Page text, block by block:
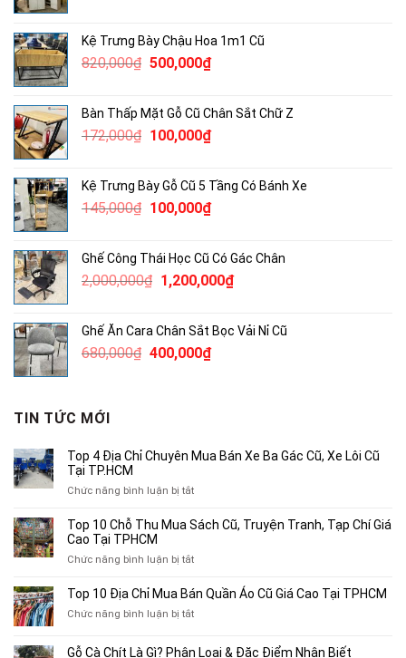
2,300,000₫.là:
Kệ Trưng Bày Chậu Hoa 1m1 Cũ
820,000₫ Giá
820,000₫.
500,000₫Giá
là:
500,000₫.
Bàn Thấp Mặt Gỗ Cũ Chân Sắt Chữ Z
172,000₫ Giá
172,000₫.
100,000₫Giá
là:
100,000₫.
Kệ Trưng Bày Gỗ Cũ 5 Tầng Có Bánh Xe
145,000₫ Giá
145,000₫.
100,000₫Giá
là:
100,000₫.
Ghế Công Thái Học Cũ Có Gác Chân
2,000,000₫ Giá
2,000,000₫.
1,200,000₫Giá
là:
Ghế Ăn Cara Chân Sắt Bọc Vải Nỉ Cũ
680,000₫ Giá
400,000₫Giá
TIN TỨC MỚI
Top 4 Địa Chỉ Chuyên Mua Bán Xe Ba Gác Cũ, Xe Lôi Cũ
Tại TP.HCM
Chức năng bình luận bị tắtở
4
Chuyên
Bán
Xe
Top 10 Chỗ Thu Mua Sách Cũ, Truyện Tranh, Tạp Chí Giá
Cao Tại TPHCM
Chức năng bình luận bị tắtở
10
Thu
Sách
Top 10 Địa Chỉ Mua Bán Quần Áo Cũ Giá Cao Tại TPHCM
Chức năng bình luận bị tắtở
Gỗ Cà Chít Là Gì? Phân Loại & Đặc Điểm Nhận Biết